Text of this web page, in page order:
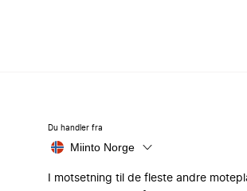
Du handler fra
Miinto Norge
I motsetning til de fleste andre